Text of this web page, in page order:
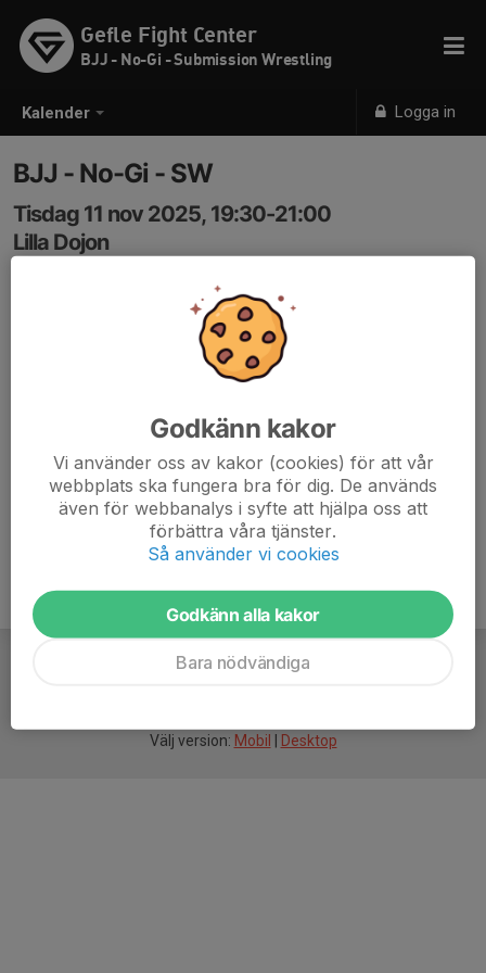
Kalender Logga in
Gefle Fight Center
BJJ - No-Gi - Submission Wrestling
BJJ - No-Gi - SW
Tisdag 11 nov 2025, 19:30-21:00
Lilla Dojon
Om antalet bokade är under 4st innan klockan 17:00
Välj version: Mobil Desktop
Godkänn kakor
Vi använder oss av kakor (cookies) för att vår
webbplats ska fungera bra för dig. De används
även för webbanalys i syfte att hjälpa oss att
förbättra våra tjänster.
Så använder vi cookies
Godkänn alla kakor
Bara nödvändiga